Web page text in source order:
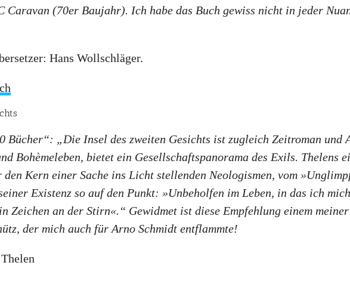
Caravan (70er Baujahr). Ich habe das Buch gewiss nicht in jeder
Hans Wollschläger.
Bücher“: „Die Insel des zweiten Gesichts ist zugleich Zeitroman und
Bohèmeleben, bietet ein Gesellschaftspanorama des Exils. Thelens
den Kern einer Sache ins Licht stellenden Neologismen, vom
Existenz so auf den Punkt: »Unbeholfen im Leben, in das ich
Zeichen an der Stirn«.“ Gewidmet ist diese Empfehlung einem
der mich auch für Arno Schmidt entflammte!